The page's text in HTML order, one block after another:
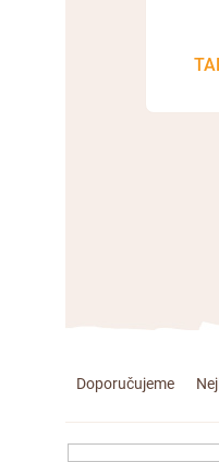
Ř
a
Doporučujeme